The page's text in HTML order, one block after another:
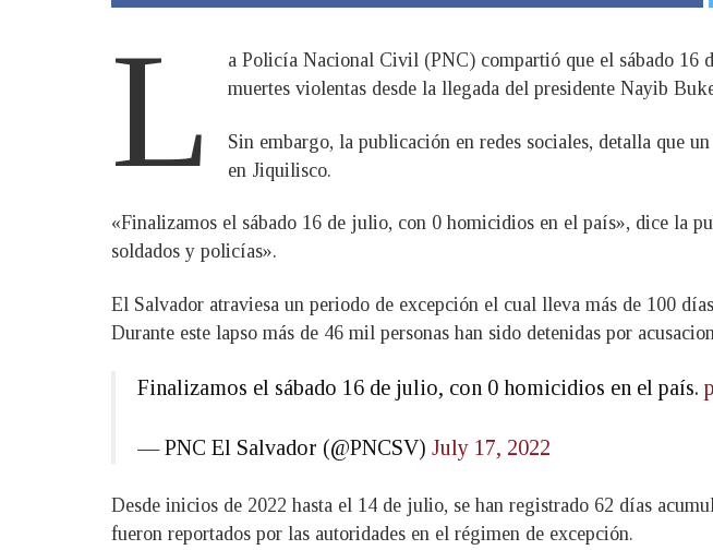
L
a Policía Nacional Civil (PNC) compartió que el sábado 16
muertes violentas desde la llegada del presidente Nayib
Sin embargo, la publicación en redes sociales, detalla que
en Jiquilisco.
«Finalizamos el sábado 16 de julio, con 0 homicidios en el país», dice la
soldados y policías».
El Salvador atraviesa un periodo de excepción el cual lleva más de 100
Durante este lapso más de 46 mil personas han sido detenidas por
Finalizamos el sábado 16 de julio, con 0 homicidios en el país.
— PNC El Salvador (@PNCSV) July 17, 2022
Desde inicios de 2022 hasta el 14 de julio, se han registrado 62 días
fueron reportados por las autoridades en el régimen de excepción.